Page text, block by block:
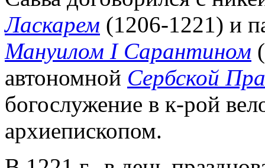
Ласкарем (1206-1221) и
Мануилом I Сарантином
автономной Сербской
богослужение в к-рой
архиепископом.